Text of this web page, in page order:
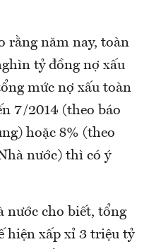
rằng năm nay, toàn
tỷ đồng nợ xấu
mức nợ xấu toàn
7/2014 (theo báo
hoặc 8% (theo
nước) thì có ý
nước cho biết, tổng
hiện xấp xỉ 3 triệu tỷ